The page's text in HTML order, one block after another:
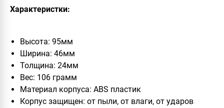
Характеристки:
Высота: 95мм
Ширина: 46мм
Толщина: 24мм
Вес: 106 грамм
Материал корпуса: ABS пластик
Корпус защищен: от пыли, от влаги, от ударов